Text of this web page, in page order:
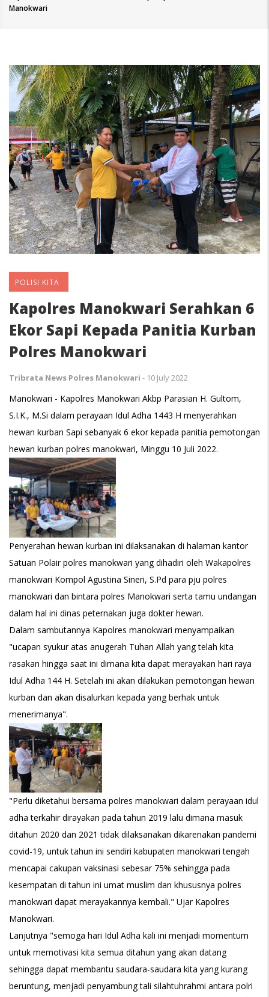
Manokwari
POLISI KITA
Kapolres Manokwari Serahkan 6
Ekor Sapi Kepada Panitia Kurban
Polres Manokwari
Tribrata News Polres Manokwari - 10 July 2022
Manokwari - Kapolres Manokwari Akbp Parasian H. Gultom,
S.I.K., M.Si dalam perayaan Idul Adha 1443 H menyerahkan
hewan kurban Sapi sebanyak 6 ekor kepada panitia pemotongan
hewan kurban polres manokwari, Minggu 10 Juli 2022.
Penyerahan hewan kurban ini dilaksanakan di halaman kantor
Satuan Polair polres manokwari yang dihadiri oleh Wakapolres
manokwari Kompol Agustina Sineri, S.Pd para pju polres
manokwari dan bintara polres Manokwari serta tamu undangan
dalam hal ini dinas peternakan juga dokter hewan.
Dalam sambutannya Kapolres manokwari menyampaikan
"ucapan syukur atas anugerah Tuhan Allah yang telah kita
rasakan hingga saat ini dimana kita dapat merayakan hari raya
Idul Adha 144 H. Setelah ini akan dilakukan pemotongan hewan
kurban dan akan disalurkan kepada yang berhak untuk
menerimanya".
"Perlu diketahui bersama polres manokwari dalam perayaan idul
adha terkahir dirayakan pada tahun 2019 lalu dimana masuk
ditahun 2020 dan 2021 tidak dilaksanakan dikarenakan pandemi
covid-19, untuk tahun ini sendiri kabupaten manokwari tengah
mencapai cakupan vaksinasi sebesar 75% sehingga pada
kesempatan di tahun ini umat muslim dan khususnya polres
manokwari dapat merayakannya kembali." Ujar Kapolres
Manokwari.
Lanjutnya "semoga hari Idul Adha kali ini menjadi momentum
untuk memotivasi kita semua ditahun yang akan datang
sehingga dapat membantu saudara-saudara kita yang kurang
beruntung, menjadi penyambung tali silahtuhrahmi antara polri